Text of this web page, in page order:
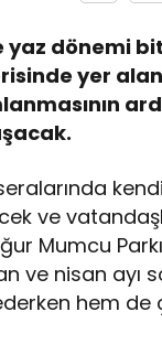
yaz dönemi
yer
ve
Mumcu
ve nisan ayı
hem de